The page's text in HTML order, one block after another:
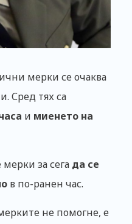
мерки се очаква
Сред тях са
и миенето на
за сега да се
в по-ранен час.
не помогне, е